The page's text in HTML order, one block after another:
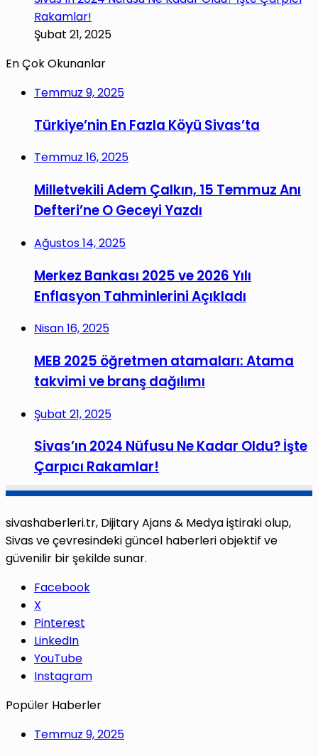
Rakamlar!
Şubat 21, 2025
En Çok Okunanlar
Temmuz 9, 2025
Türkiye’nin En Fazla Köyü Sivas’ta
Temmuz 16, 2025
Milletvekili Adem Çalkın, 15 Temmuz Anı
Defteri’ne O Geceyi Yazdı
Ağustos 14, 2025
Merkez Bankası 2025 ve 2026 Yılı
Enflasyon Tahminlerini Açıkladı
Nisan 16, 2025
MEB 2025 öğretmen atamaları: Atama
takvimi ve branş dağılımı
Şubat 21, 2025
Sivas’ın 2024 Nüfusu Ne Kadar Oldu? İşte
Çarpıcı Rakamlar!
sivashaberleri.tr, Dijitary Ajans & Medya iştiraki olup,
Sivas ve çevresindeki güncel haberleri objektif ve
güvenilir bir şekilde sunar.
Facebook
X
Pinterest
LinkedIn
YouTube
Instagram
Popüler Haberler
Temmuz 9, 2025